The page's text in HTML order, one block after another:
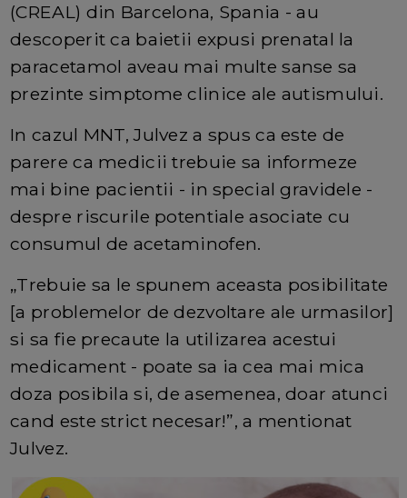
(CREAL) din Barcelona, ​​Spania - au
descoperit ca baietii expusi prenatal la
paracetamol aveau mai multe sanse sa
prezinte simptome clinice ale autismului.
In cazul MNT, Julvez a spus ca este de
parere ca medicii trebuie sa informeze
mai bine pacientii - in special gravidele -
despre riscurile potentiale asociate cu
consumul de acetaminofen.
„Trebuie sa le spunem aceasta posibilitate
[a problemelor de dezvoltare ale urmasilor]
si sa fie precaute la utilizarea acestui
medicament - poate sa ia cea mai mica
doza posibila si, de asemenea, doar atunci
cand este strict necesar!”, a mentionat
Julvez.